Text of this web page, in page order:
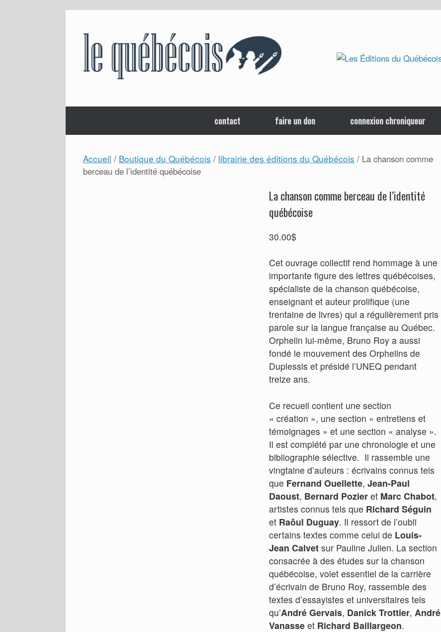
contact faire un don connexion chroniqueur
Accueil / Boutique du Québécois / librairie des éditions du Québécois / La chanson comme
berceau de l’identité québécoise
La chanson comme berceau de l’identité
québécoise
30.00$
Cet ouvrage collectif rend hommage à une
importante figure des lettres québécoises,
spécialiste de la chanson québécoise,
enseignant et auteur prolifique (une
trentaine de livres) qui a régulièrement pris
parole sur la langue française au Québec.
Orphelin lui-même, Bruno Roy a aussi
fondé le mouvement des Orphelins de
Duplessis et présidé l’UNEQ pendant
treize ans.
Ce recueil contient une section
« création », une section « entretiens et
témoignages » et une section « analyse ».
Il est complété par une chronologie et une
bibliographie sélective. Il rassemble une
vingtaine d’auteurs : écrivains connus tels
que Fernand Ouellette,Jean-Paul
Daoust, Bernard Pozier et Marc Chabot,
artistes connus tels que Richard Séguin
et Raôul Duguay. Il ressort de l’oubli
certains textes comme celui de Louis-
Jean Calvet sur Pauline Julien. La section
consacrée à des études sur la chanson
québécoise, volet essentiel de la carrière
d’écrivain de Bruno Roy, rassemble des
textes d’essayistes et universitaires tels
qu’André Gervais, Danick Trottier, André
Vanasse et Richard Baillargeon.